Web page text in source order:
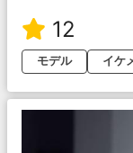
12
モデル
イケ